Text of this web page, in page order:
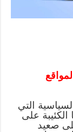
التي
الكئيبة على
صعيد